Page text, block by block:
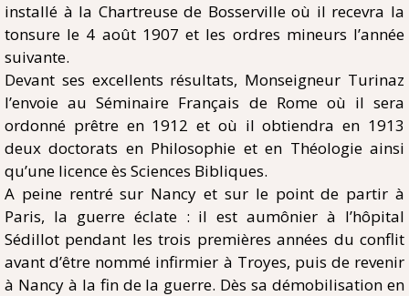
installé à la Chartreuse de Bosserville où il recevra la
tonsure le 4 août 1907 et les ordres mineurs l’année
suivante.
Devant ses excellents résultats, Monseigneur Turinaz
l’envoie au Séminaire Français de Rome où il sera
ordonné prêtre en 1912 et où il obtiendra en 1913
deux doctorats en Philosophie et en Théologie ainsi
qu’une licence ès Sciences Bibliques.
A peine rentré sur Nancy et sur le point de partir à
Paris, la guerre éclate : il est aumônier à l’hôpital
Sédillot pendant les trois premières années du conflit
avant d’être nommé infirmier à Troyes, puis de revenir
à Nancy à la fin de la guerre. Dès sa démobilisation en